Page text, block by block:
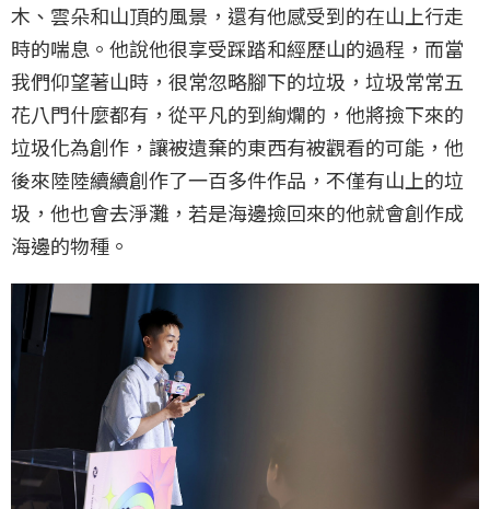
木、雲朵和山頂的風景，還有他感受到的在山上行走
時的喘息。他說他很享受踩踏和經歷山的過程，而當
我們仰望著山時，很常忽略腳下的垃圾，垃圾常常五
花八門什麼都有，從平凡的到絢爛的，他將撿下來的
垃圾化為創作，讓被遺棄的東西有被觀看的可能，他
後來陸陸續續創作了一百多件作品，不僅有山上的垃
圾，他也會去淨灘，若是海邊撿回來的他就會創作成
海邊的物種。